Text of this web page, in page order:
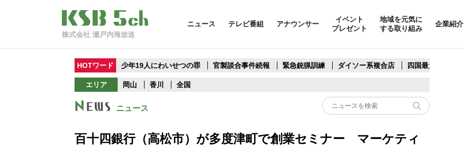
株式会社 瀬戸内海放送
ニュース テレビ番組 アナウンサー
イベント
プレゼント
地域を元気に
する取り組み
企業紹介
HOTワード 少年19人にわいせつの罪 官製談合事件続報 緊急銃猟訓練 ダイソー系複合店 四国最大スリコ
エリア 岡山 香川 全国
ニュース
百十四銀行（高松市）が多度津町で創業セミナー マーケティ